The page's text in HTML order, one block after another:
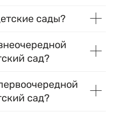
сады?
сад?
сад?